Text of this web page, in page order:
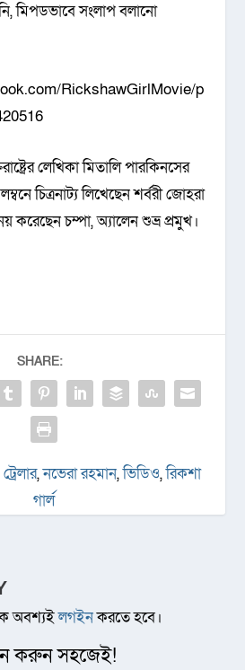
মিপডভাবে সংলাপ বলানো
RickshawGirlMovie/p
লেখিকা মিতালি পারকিনসের
চিত্রনাট্য লিখেছেন শর্বরী জোহরা
চম্পা, অ্যালেন শুভ্র প্রমুখ।
SHARE:
ট্রেলার,নভেরা রহমান,ভিডিও,রিকশা
গার্ল
অবশ্যইলগইনকরতে হবে।
করুন সহজেই!